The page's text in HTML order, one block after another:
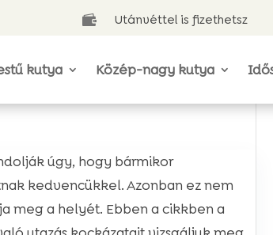
 Utánvéttel is fizethetsz
kutya Közép-nagy kutya
úgy, hogy bármikor
kedvencükkel. Azonban ez nem
meg a helyét. Ebben a cikkben a